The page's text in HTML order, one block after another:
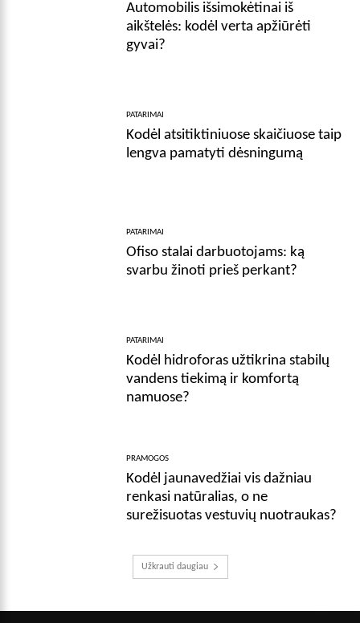
Automobilis išsimokėtinai iš
aikštelės: kodėl verta apžiūrėti
gyvai?
PATARIMAI
Kodėl atsitiktiniuose skaičiuose taip
lengva pamatyti dėsningumą
PATARIMAI
Ofiso stalai darbuotojams: ką
svarbu žinoti prieš perkant?
PATARIMAI
Kodėl hidroforas užtikrina stabilų
vandens tiekimą ir komfortą
namuose?
PRAMOGOS
Kodėl jaunavedžiai vis dažniau
renkasi natūralias, o ne
surežisuotas vestuvių nuotraukas?
Užkrauti daugiau